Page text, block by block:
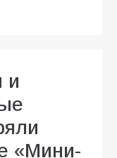
и
«Мини-